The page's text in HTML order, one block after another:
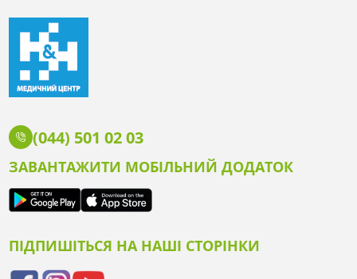
(044) 501 02 03
ЗАВАНТАЖИТИ МОБІЛЬНИЙ ДОДАТОК
ПІДПИШІТЬСЯ НА НАШІ СТОРІНКИ